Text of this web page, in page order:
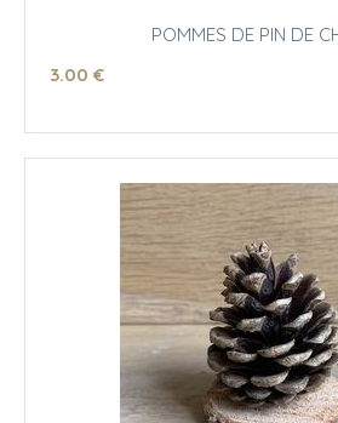
POMMES DE PIN DE
3.00 €